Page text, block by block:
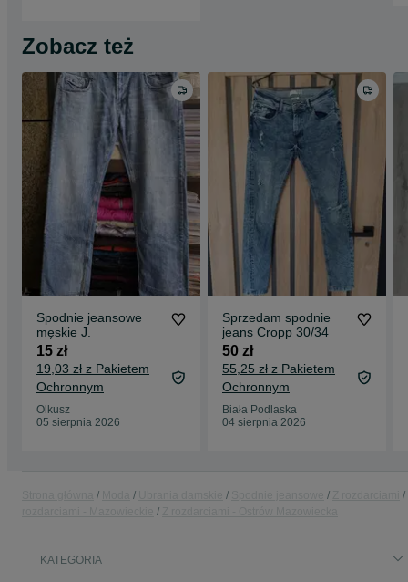
Zobacz też
Spodnie jeansowe
męskie J.
15 zł
19,03 zł z Pakietem
Ochronnym
Olkusz
05 sierpnia 2026
Sprzedam spodnie
jeans Cropp 30/34
50 zł
55,25 zł z Pakietem
Ochronnym
Biała Podlaska
04 sierpnia 2026
KATEGORIA